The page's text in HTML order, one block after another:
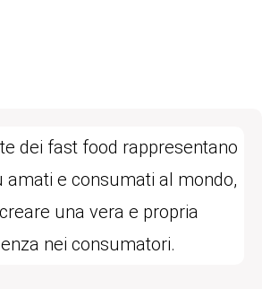
dei fast food rappresentano
amati e consumati al mondo,
una vera e propria
nei consumatori.